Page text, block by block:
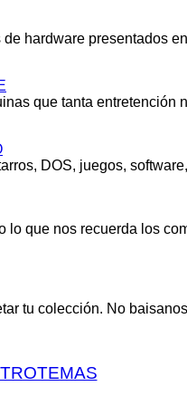
hardware presentados
que tanta entretención
DOS, juegos,
lo que nos recuerda los
tu colección. No